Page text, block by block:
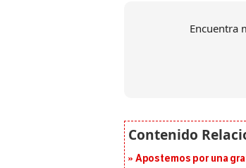
Encuentra
Apostemos por una